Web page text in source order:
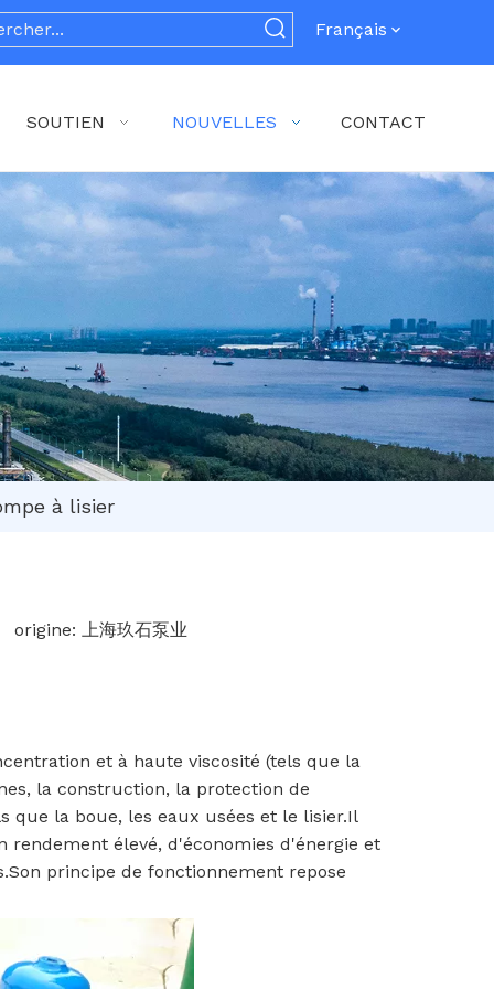
Français
SOUTIEN NOUVELLES CONTACT
à lisier
上海玖石泵业
et à haute viscosité (tels que la
la construction, la protection de
la boue, les eaux usées et le lisier.Il
élevé, d'économies d'énergie et
principe de fonctionnement repose